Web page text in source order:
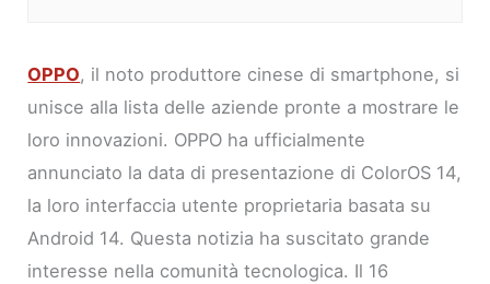
OPPO, il noto produttore cinese di smartphone, si
unisce alla lista delle aziende pronte a mostrare le
loro innovazioni. OPPO ha ufficialmente
annunciato la data di presentazione di ColorOS 14,
la loro interfaccia utente proprietaria basata su
Android 14. Questa notizia ha suscitato grande
interesse nella comunità tecnologica. Il 16